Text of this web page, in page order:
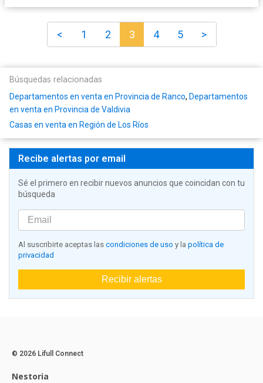
< 1 2 3 4 5 >
Búsquedas relacionadas
Departamentos en venta en Provincia de Ranco, Departamentos
en venta en Provincia de Valdivia
Casas en venta en Región de Los Ríos
Recibe alertas por email
Sé el primero en recibir nuevos anuncios que coincidan con tu
búsqueda
Al suscribirte aceptas las condiciones de uso y la política de
privacidad
Recibir alertas
© 2026 Lifull Connect
Nestoria